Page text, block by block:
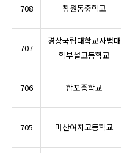
708 창원동중학교
707
경상국립대학교사범대
학부설고등학교
706 합포중학교
705 마산여자고등학교